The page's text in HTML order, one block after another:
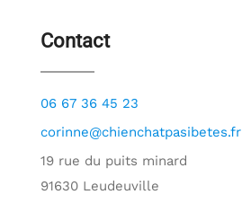
Contact
06 67 36 45 23
corinne@chienchatpasibetes.fr
19 rue du puits minard
91630 Leudeuville